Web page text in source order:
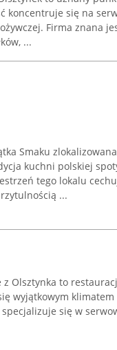
koncentruje się na
Firma znana
...
Smaku
kuchni polskiej
tego lokalu
...
z Olsztynka to
wyjątkowym
specjalizuje się w